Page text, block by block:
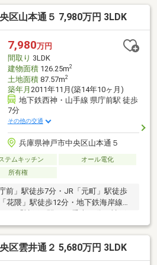
中布引学校徒歩14分 ■スーパー徒歩
亭市場徒歩3分■生活施設が近隣にあ
近くにあるので、買い物が楽です。
戸があるので事欠くことはありませ
件です。
区山本通５ 7,980万円 3LDK
7,980万円
間取り 3LDK
建物面積126.25m2
土地面積87.57m2
築年月 2011年11月(築14年10ヶ月)
地下鉄西神・山手線 県庁前駅 徒歩
7分
その他の交通
兵庫県神戸市中央区山本通５
テムキッチン
オール電化
所有権
前」駅徒歩7分・JR「元町」駅徒歩
花隈」駅徒歩12分・地下鉄海岸線
徒歩2分（約130ｍ）・阪急「三
1丁目） 神戸市バス停「諏訪山公
■土地面積：26.48坪■建物面積：
ンクローゼット＜※洋室約10.5帖の洋
区雲井通２ 5,680万円 3LDK